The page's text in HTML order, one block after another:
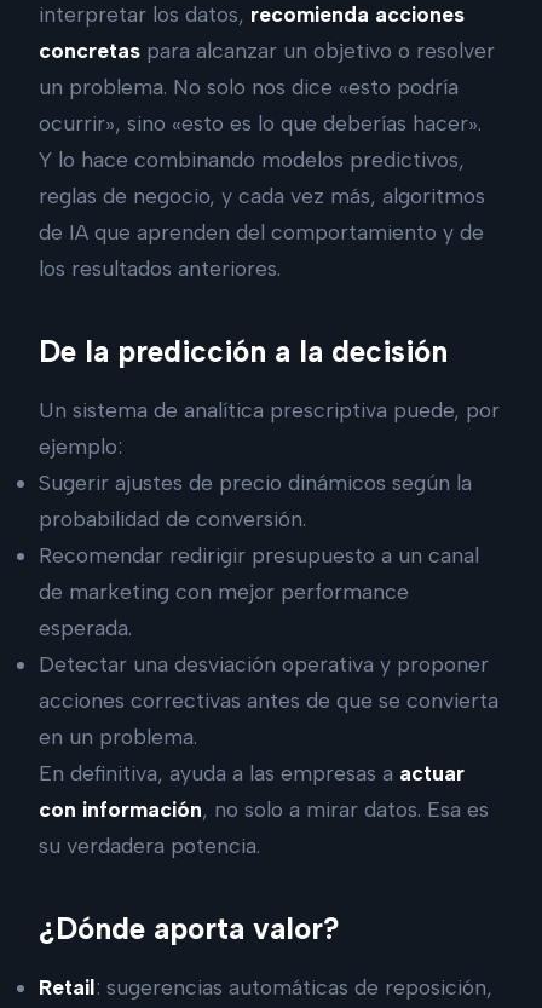
interpretar los datos, recomienda acciones
concretas para alcanzar un objetivo o resolver
un problema. No solo nos dice «esto podría
ocurrir», sino «esto es lo que deberías hacer».
Y lo hace combinando modelos predictivos,
reglas de negocio, y cada vez más, algoritmos
de IA que aprenden del comportamiento y de
los resultados anteriores.
De la predicción a la decisión
Un sistema de analítica prescriptiva puede, por
ejemplo:
Sugerir ajustes de precio dinámicos según la
probabilidad de conversión.
Recomendar redirigir presupuesto a un canal
de marketing con mejor performance
esperada.
Detectar una desviación operativa y proponer
acciones correctivas antes de que se convierta
en un problema.
En definitiva, ayuda a las empresas a actuar
con información, no solo a mirar datos. Esa es
su verdadera potencia.
¿Dónde aporta valor?
Retail: sugerencias automáticas de reposición,